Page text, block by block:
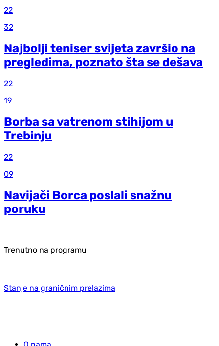
22
32
Najbolji teniser svijeta završio na
pregledima, poznato šta se dešava
22
19
Borba sa vatrenom stihijom u
Trebinju
22
09
Navijači Borca poslali snažnu
poruku
Trenutno na programu
Stanje na graničnim prelazima